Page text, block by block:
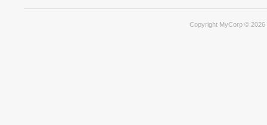
Copyright MyCorp ©